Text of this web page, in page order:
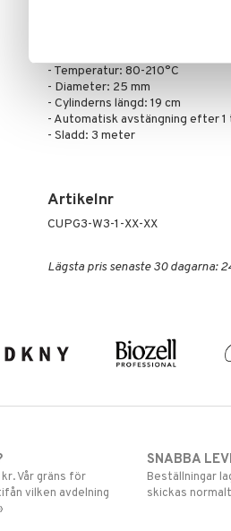
- Temperatur: 80-210°C
- Diameter: 25 mm
- Cylinderns längd: 19 cm
- Automatisk avstängning efter 1
- Sladd: 3 meter
Artikelnr
CUPG3-W3-1-XX-XX
Lägsta pris senaste 30 dagarna:
Vår gräns för
vilken avdelning
SNABBA
Beställningar
skickas